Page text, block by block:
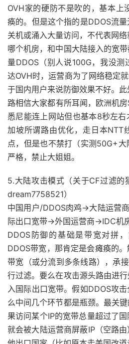
OVH家的硬防不是吹的，基本上
痪的。但是这个指的是DDOS流
关机或涌入大量访问，不代表网
哪个机房，和中国大陆接入的宽
量DDOS（别人说100G，我没测
达OVH时，运营商为了网络稳定
于国内用户来说防御效果不好。
路相信大家都有所耳闻，欧洲机房
悉尼能连上网站但也基本8秒左
加坡所谓路由优化，走日本NTT
点，但是也不禁打（实测50G+
严格，禁止大姐姐。
5.大陆攻击模式（关于CF过滤的
dream7758521）
中国用户/DDOS肉鸡->大陆运营
际出口宽带->外国运营商->IDC机
DDOS防御的基础是带宽对拼
DDOS带宽，那肯定是会瘫痪的
带宽（或分流到多条线路），承
行过滤。要么在攻击源头路由进
入国际出口宽带。假如DDOS攻
么中间几个环节都是瓶颈。最关
果访问某个IP的宽带总量超过了
就会被大陆运营商屏蔽IP（空路